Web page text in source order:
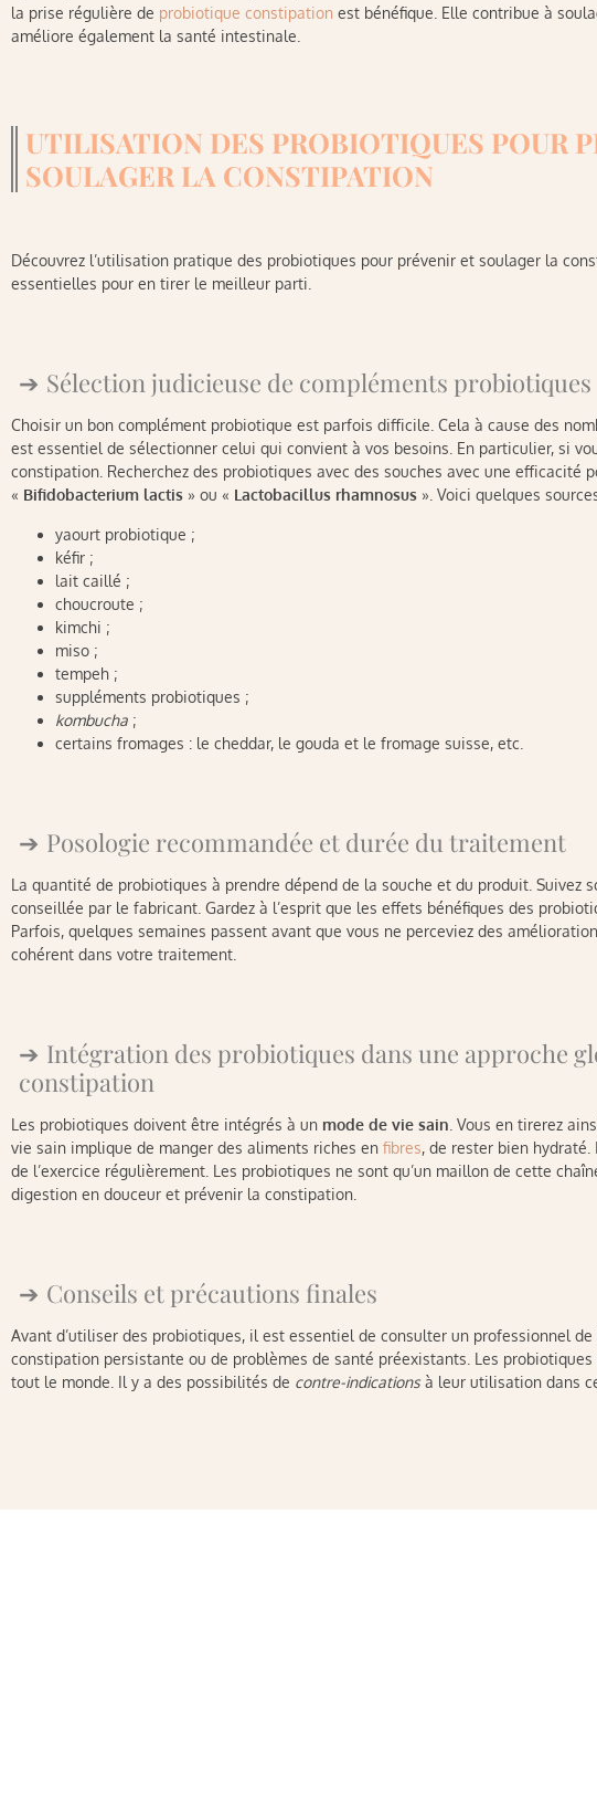
la prise régulière de probiotique constipation est bénéfique. Elle contribue à
améliore également la santé intestinale.
UTILISATION DES PROBIOTIQUES POUR
SOULAGER LA CONSTIPATION
Découvrez l’utilisation pratique des probiotiques pour prévenir et soulager la
essentielles pour en tirer le meilleur parti.
Sélection judicieuse de compléments probiotiques
Choisir un bon complément probiotique est parfois difficile. Cela à cause des
est essentiel de sélectionner celui qui convient à vos besoins. En particulier, si
constipation. Recherchez des probiotiques avec des souches avec une efficacité
« Bifidobacterium lactis » ou « Lactobacillus rhamnosus ». Voici quelques
yaourt probiotique ;
kéfir ;
lait caillé ;
choucroute ;
kimchi ;
miso ;
tempeh ;
suppléments probiotiques ;
kombucha ;
certains fromages : le cheddar, le gouda et le fromage suisse, etc.
Posologie recommandée et durée du traitement
La quantité de probiotiques à prendre dépend de la souche et du produit. Suivez
conseillée par le fabricant. Gardez à l’esprit que les effets bénéfiques des
Parfois, quelques semaines passent avant que vous ne perceviez des
cohérent dans votre traitement.
Intégration des probiotiques dans une approche
constipation
Les probiotiques doivent être intégrés à un mode de vie sain . Vous en tirerez
vie sain implique de manger des aliments riches en fibres, de rester bien
de l’exercice régulièrement. Les probiotiques ne sont qu’un maillon de cette
digestion en douceur et prévenir la constipation.
Conseils et précautions finales
Avant d’utiliser des probiotiques, il est essentiel de consulter un professionnel
constipation persistante ou de problèmes de santé préexistants. Les
tout le monde. Il y a des possibilités de contre-indications à leur utilisation dans